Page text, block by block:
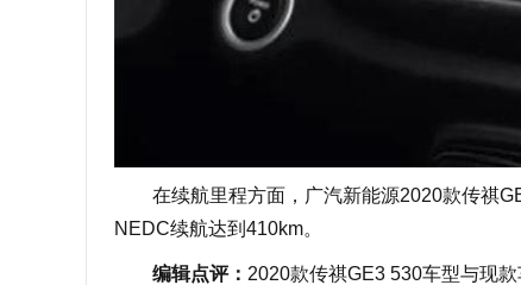
在续航里程方面，广汽新能源2020款传祺
NEDC续航达到410km。
编辑点评： 2020款传祺GE3 530车型与现